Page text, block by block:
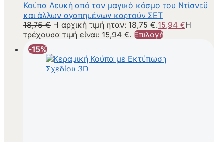
Κούπα Λευκή από τον μαγικό κόσμο του Ντίσνεϋ
και άλλων αγαπημένων καρτούν ΣΕΤ
18,75€ Η αρχική τιμή ήταν: 18,75 €.15,94 €Η
τρέχουσα τιμή είναι: 15,94 €. Επιλογή
-15%